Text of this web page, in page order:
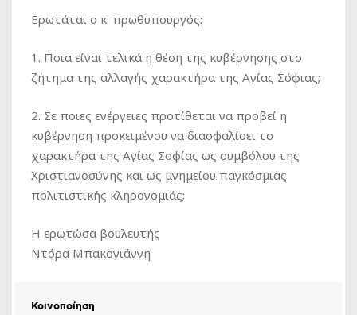
Ερωτάται ο κ. πρωθυπουργός:
1. Ποια είναι τελικά η θέση της κυβέρνησης στο
ζήτημα της αλλαγής χαρακτήρα της Αγίας Σόφιας;
2. Σε ποιες ενέργειες προτίθεται να προβεί η
κυβέρνηση προκειμένου να διασφαλίσει το
χαρακτήρα της Αγίας Σοφίας ως συμβόλου της
Χριστιανοσύνης και ως μνημείου παγκόσμιας
πολιτιστικής κληρονομιάς;
Η ερωτώσα βουλευτής
​Ντόρα Μπακογιάννη
Κοινοποίηση